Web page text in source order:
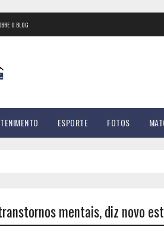
O BLOG
ESPORTE FOTOS
mentais, diz novo